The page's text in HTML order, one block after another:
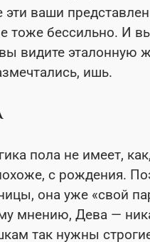
эти ваши
тоже бессильно. И
видите эталонную
ишь.
пола не имеет,
с рождения.
она уже «свой
мнению, Дева —
так нужны